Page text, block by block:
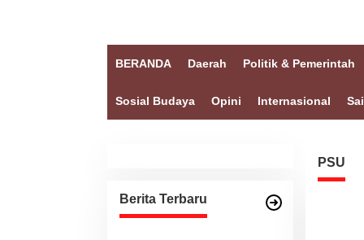
BERANDA Daerah Politik & Pemerintah
Sosial Budaya Opini Internasional
Berita Terbaru
PSU